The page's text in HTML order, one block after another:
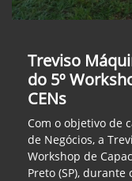
Treviso
do 5º
CENs
Com o objetivo de
de Negócios, a
Workshop de
Preto (SP), durante